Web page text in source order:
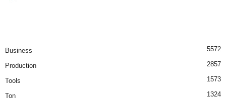
Business 5572
Production 2857
Tools 1573
Ton 1324